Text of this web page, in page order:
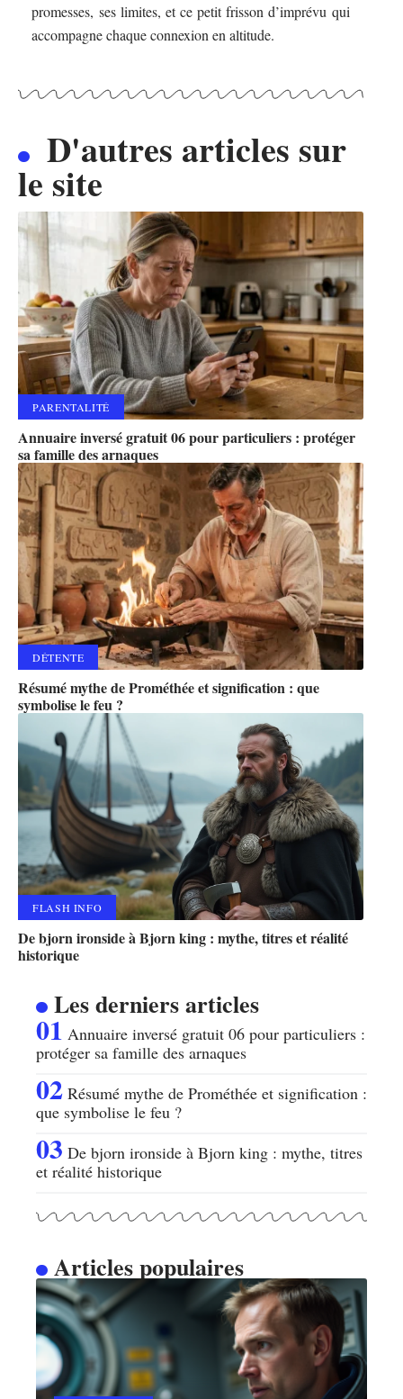
promesses, ses limites, et ce petit frisson d’imprévu qui
accompagne chaque connexion en altitude.
D'autres articles sur
le site
PARENTALITÉ
Annuaire inversé gratuit 06 pour particuliers : protéger
sa famille des arnaques
DÉTENTE
Résumé mythe de Prométhée et signification : que
symbolise le feu ?
FLASH INFO
De bjorn ironside à Bjorn king : mythe, titres et réalité
historique
Les derniers articles
Annuaire inversé gratuit 06 pour particuliers :
protéger sa famille des arnaques
Résumé mythe de Prométhée et signification :
que symbolise le feu ?
De bjorn ironside à Bjorn king : mythe, titres
et réalité historique
Articles populaires